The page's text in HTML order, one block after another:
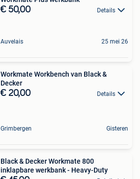
€ 50,00 Details
Auvelais 25 mei 26
Workmate Workbench van Black &
Decker
€ 20,00 Details
Grimbergen Gisteren
Black & Decker Workmate 800
inklapbare werkbank - Heavy-Duty